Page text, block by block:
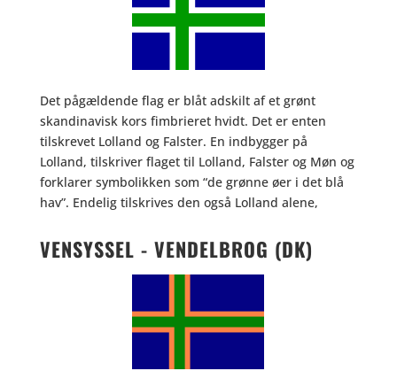
Det pågældende flag er blåt adskilt af et grønt
skandinavisk kors fimbrieret hvidt. Det er enten
tilskrevet Lolland og Falster. En indbygger på
Lolland, tilskriver flaget til Lolland, Falster og Møn og
forklarer symbolikken som “de grønne øer i det blå
hav”. Endelig tilskrives den også Lolland alene,
VENSYSSEL - VENDELBROG (DK)